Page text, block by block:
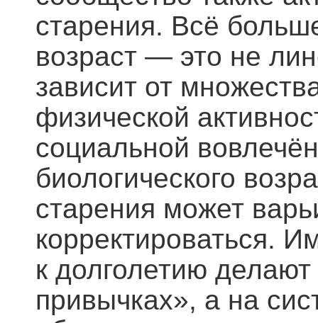
старения. Всё
возраст — это не
зависит от
физической
социальной
биологического
старения может
корректироваться.
к долголетию
привычках», а на